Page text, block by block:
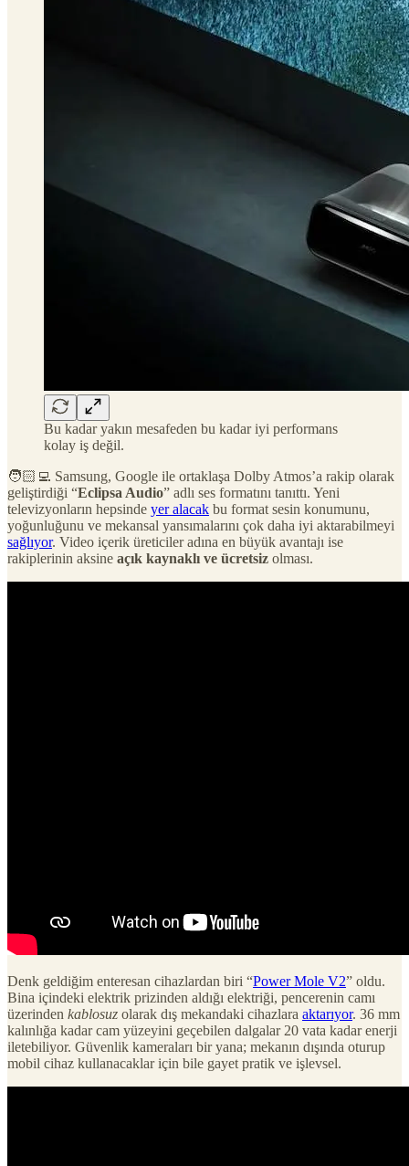
Bu kadar yakın mesafeden bu kadar iyi performans
kolay iş değil.
🧑🏻‍💻 Samsung, Google ile ortaklaşa Dolby Atmos’a rakip olarak
geliştirdiği “Eclipsa Audio” adlı ses formatını tanıttı. Yeni
televizyonların hepsinde yer alacak bu format sesin konumunu,
yoğunluğunu ve mekansal yansımalarını çok daha iyi aktarabilmeyi
sağlıyor. Video içerik üreticiler adına en büyük avantajı ise
rakiplerinin aksine açık kaynaklı ve ücretsiz olması.
Denk geldiğim enteresan cihazlardan biri “Power Mole V2” oldu.
Bina içindeki elektrik prizinden aldığı elektriği, pencerenin camı
üzerinden kablosuz olarak dış mekandaki cihazlara aktarıyor. 36 mm
kalınlığa kadar cam yüzeyini geçebilen dalgalar 20 vata kadar enerji
iletebiliyor. Güvenlik kameraları bir yana; mekanın dışında oturup
mobil cihaz kullanacaklar için bile gayet pratik ve işlevsel.